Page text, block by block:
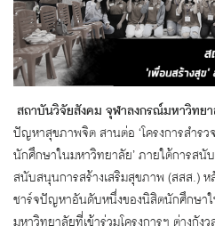
สถาบันวิจัยสังคม จุฬาลงกรณ์มหาวิทย
ปัญหาสุขภาพจิต สานต่อ ‘โครงการสำร
นักศึกษาในมหาวิทยาลัย’ ภายใต้การส
สนับสนุนการสร้างเสริมสุขภาพ (สสส.) ห
ชาร์จปัญหาอันดับหนึ่งของนิสิตนักศึกษาใ